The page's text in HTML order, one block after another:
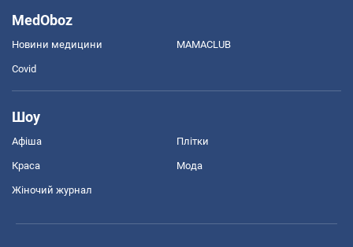
MedOboz
Новини медицини MAMACLUB
Covid
Шоу
Афіша Плітки
Краса Мода
Жіночий журнал